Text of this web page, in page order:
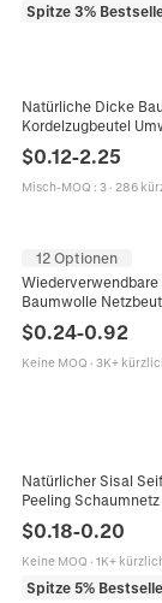
Spitze 3%
Natürliche Dicke
Kordelzugbeutel
Segeltuch-
Für Schmuck
$0.12-2.25
Misch-MOQ : 3· 286
12 Optionen
Wiederverwendbare
Baumwolle
Atmungsaktiv Obst
Aufbewahrung
Umweltfreundlich
$0.24-0.92
Keine MOQ · 3K+
Natürlicher Sisal
Peeling
Umweltfreundliches
$0.18-0.20
Keine MOQ · 1K+
Spitze 5%